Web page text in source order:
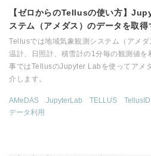
【ゼロからのTellusの使い方】
ステム（アメダス）のデータを取得
Tellusでは地域気象観測システム（アメ
温計、日照計、積雪計の1分毎の観測値
事ではTellusのJupyter Labを使ってアメ
介します。
AMeDAS JupyterLab TELLUS
データ利用